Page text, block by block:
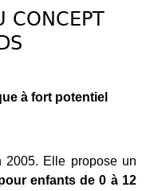
CONCEPT
à fort potentiel
Elle propose un
enfants de 0 à 12